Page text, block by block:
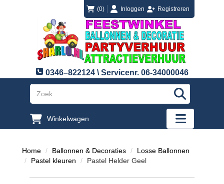
(0) loginInloggen
registreren Registreren
0346–822124 \ Servicenr. 06-34000046
"Zoeken
Winkelwagen
"Toggle
Home Ballonnen & Decoraties
Losse Ballonnen
Pastel kleuren
Pastel Helder Geel